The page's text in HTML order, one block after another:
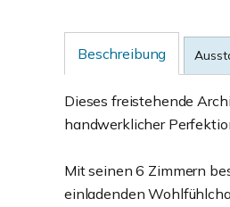
Beschreibung
Dieses freistehende
handwerklicher
Mit seinen 6 Zimmern
einladenden